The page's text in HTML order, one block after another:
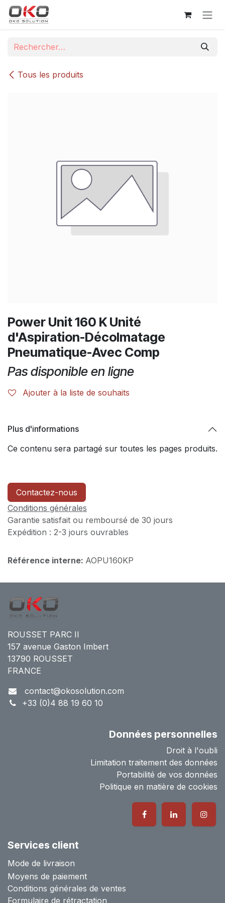
Se rendre au contenu
Tous les produits
Power Unit 160 K Unité
d'Aspiration-Décolmatage
Pneumatique-Avec Comp
Pas disponible en ligne
Ajouter à la liste de souhaits
Plus d'informations
Ce contenu sera partagé sur toutes les pages produits.
Contactez-nous
Conditions générales
Garantie satisfait ou remboursé de 30 jours
Expédition : 2-3 jours ouvrables
Référence interne: AOPU160KP
ROUSSET PARC II
157 avenue Gaston Imbert
13790 ROUSSET
FRANCE
contact@okosolution.com
+33 (0)4 88 19 60 10
Données personnelles
Droit à l'oubli
Limitation traitement des données
Portabilité de vos données
Politique en matière de cookies
Services client
Mode de livraison
Moyens de paiement
Conditions générales de ventes
Formulaire de rétractation